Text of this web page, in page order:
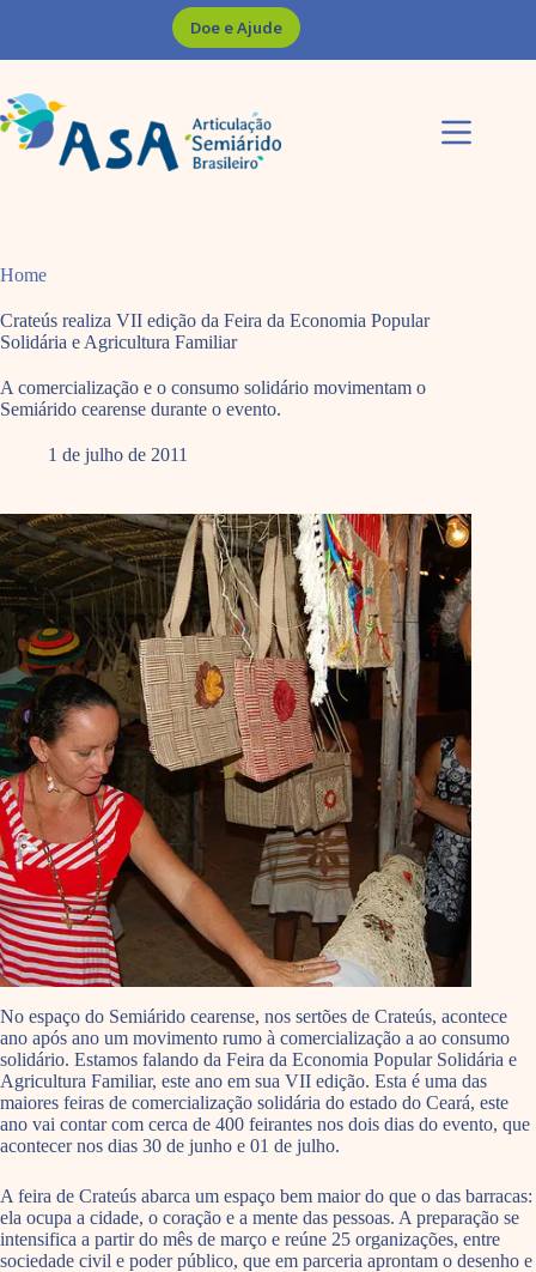
Doe e Ajude
Home
Crateús realiza VII edição da Feira da Economia Popular
Solidária e Agricultura Familiar
A comercialização e o consumo solidário movimentam o
Semiárido cearense durante o evento.
1 de julho de 2011
No espaço do Semiárido cearense, nos sertões de Crateús, acontece
ano após ano um movimento rumo à comercialização a ao consumo
solidário. Estamos falando da Feira da Economia Popular Solidária e
Agricultura Familiar, este ano em sua VII edição. Esta é uma das
maiores feiras de comercialização solidária do estado do Ceará, este
ano vai contar com cerca de 400 feirantes nos dois dias do evento, que
acontecer nos dias 30 de junho e 01 de julho.
A feira de Crateús abarca um espaço bem maior do que o das barracas:
ela ocupa a cidade, o coração e a mente das pessoas. A preparação se
intensifica a partir do mês de março e reúne 25 organizações, entre
sociedade civil e poder público, que em parceria aprontam o desenho e